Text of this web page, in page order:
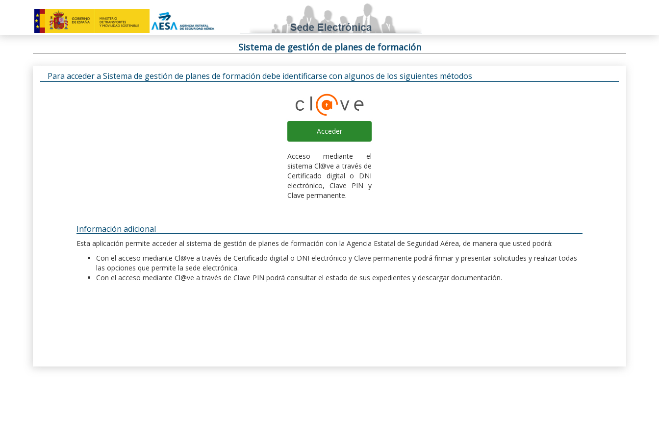
Sistema de gestión de planes de formación
Para acceder a Sistema de gestión de planes de formación debe identificarse con algunos de los siguientes métodos
Acceder
Acceso mediante el
sistema Cl@ve a través de
Certificado digital o DNI
electrónico, Clave PIN y
Clave permanente.
Información adicional
Esta aplicación permite acceder al sistema de gestión de planes de formación con la Agencia Estatal de Seguridad Aérea, de manera que usted podrá:
Con el acceso mediante Cl@ve a través de Certificado digital o DNI electrónico y Clave permanente podrá firmar y presentar solicitudes y realizar todas
las opciones que permite la sede electrónica.
Con el acceso mediante Cl@ve a través de Clave PIN podrá consultar el estado de sus expedientes y descargar documentación.